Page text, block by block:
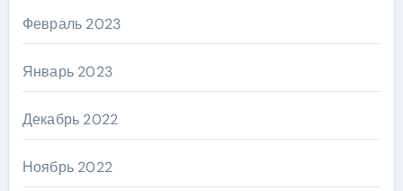
Февраль 2023
Январь 2023
Декабрь 2022
Ноябрь 2022